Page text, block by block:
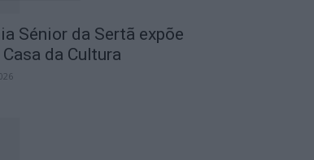
Sénior da Sertã expõe
da Cultura